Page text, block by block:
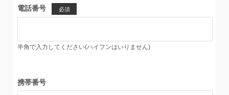
電話番号 必須
半角で入力してください(ハイフンはいりません)
携帯番号